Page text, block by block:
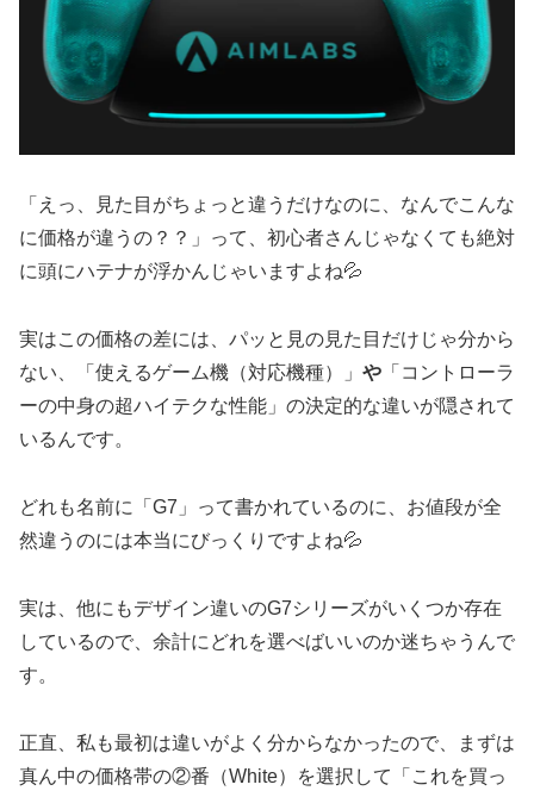
「えっ、見た目がちょっと違うだけなのに、なんでこんな
に価格が違うの？？」って、初心者さんじゃなくても絶対
に頭にハテナが浮かんじゃいますよね💦
実はこの価格の差には、パッと見の見た目だけじゃ分から
ない、「使えるゲーム機（対応機種）」 や 「コントローラ
ーの中身の超ハイテクな性能」の決定的な違いが隠されて
いるんです。
どれも名前に「G7」って書かれているのに、お値段が全
然違うのには本当にびっくりですよね💦
実は、他にもデザイン違いのG7シリーズがいくつか存在
しているので、余計にどれを選べばいいのか迷ちゃうんで
す。
正直、私も最初は違いがよく分からなかったので、まずは
真ん中の価格帯の②番（White）を選択して「これを買っ